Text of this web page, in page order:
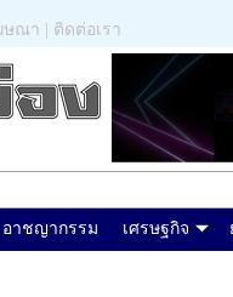
ษณา ติดต่อเรา
อาชญากรรม เศรษฐกิจ